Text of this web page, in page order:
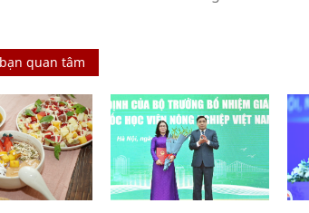
quan tâm